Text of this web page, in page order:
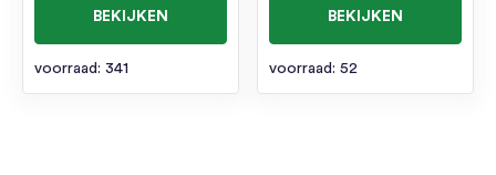
BEKIJKEN
voorraad: 341
BEKIJKEN
voorraad: 52